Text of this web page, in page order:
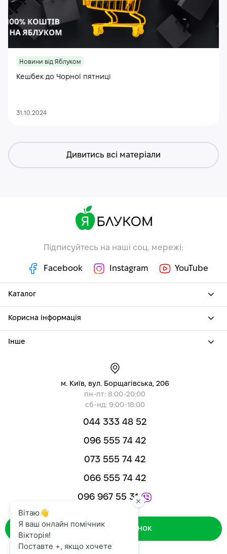
Новини від Яблуком
Кешбек до Чорної пятниці
31.10.2024
Дивитись всі матеріали
Підписуйтесь на наші соц. мережі:
Facebook Instagram YouTube
Каталог
Корисна інформація
Інше
м. Київ, вул. Борщагівська, 206
пн-пт: 8:00-20:00
сб-нд: 9:00-18:00
044 333 48 52
096 555 74 42
073 555 74 42
066 555 74 42
096 967 55 31
Зворотний дзвінок